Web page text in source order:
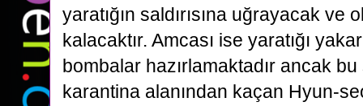
yaratığın saldırısına uğrayacak ve
kalacaktır. Amcası ise yaratığı
bombalar hazırlamaktadır ancak bu
karantina alanından kaçan Hyun-